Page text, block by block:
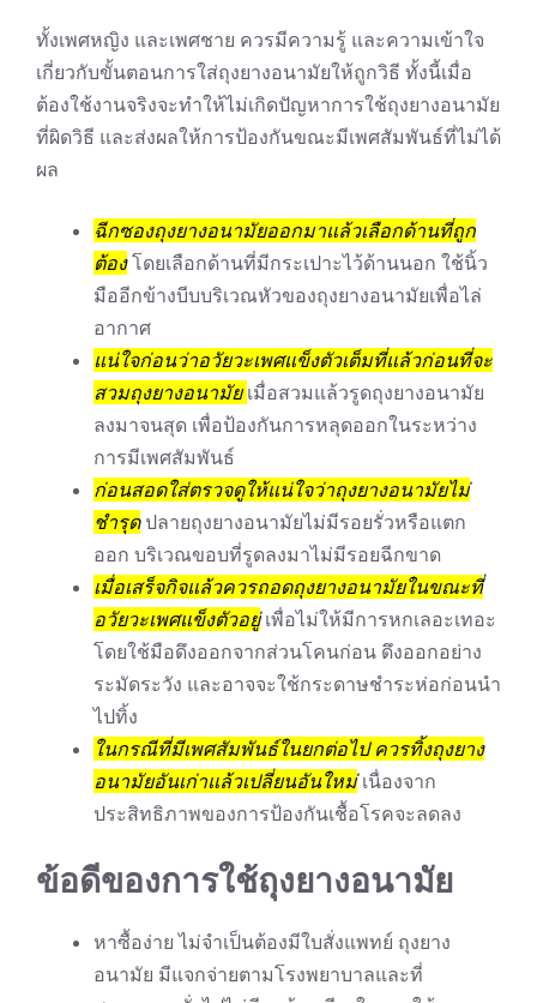
ทั้งเพศหญิง และเพศชาย ควรมีความรู้ และความเข้าใจ
เกี่ยวกับขั้นตอนการใส่ถุงยางอนามัยให้ถูกวิธี ทั้งนี้เมื่อ
ต้องใช้งานจริงจะทำให้ไม่เกิดปัญหาการใช้ถุงยางอนามัย
ที่ผิดวิธี และส่งผลให้การป้องกันขณะมีเพศสัมพันธ์ที่ไม่ได้
ผล
ฉีกซองถุงยางอนามัยออกมาแล้วเลือกด้านที่ถูก
ต้องโดยเลือกด้านที่มีกระเปาะไว้ด้านนอก ใช้นิ้ว
มืออีกข้างบีบบริเวณหัวของถุงยางอนามัยเพื่อไล่
อากาศ
แน่ใจก่อนว่าอวัยวะเพศแข็งตัวเต็มที่แล้วก่อนที่จะ
สวมถุงยางอนามัยเมื่อสวมแล้วรูดถุงยางอนามัย
ลงมาจนสุด เพื่อป้องกันการหลุดออกในระหว่าง
การมีเพศสัมพันธ์
ก่อนสอดใส่ตรวจดูให้แน่ใจว่าถุงยางอนามัยไม่
ชำรุดปลายถุงยางอนามัยไม่มีรอยรั่วหรือแตก
ออก บริเวณขอบที่รูดลงมาไม่มีรอยฉีกขาด
เมื่อเสร็จกิจแล้วควรถอดถุงยางอนามัยในขณะที่
อวัยวะเพศแข็งตัวอยู่เพื่อไม่ให้มีการหกเลอะเทอะ
โดยใช้มือดึงออกจากส่วนโคนก่อน ดึงออกอย่าง
ระมัดระวัง และอาจจะใช้กระดาษชำระห่อก่อนนำ
ไปทิ้ง
ในกรณีที่มีเพศสัมพันธ์ในยกต่อไป ควรทิ้งถุงยาง
อนามัยอันเก่าแล้วเปลี่ยนอันใหม่เนื่องจาก
ประสิทธิภาพของการป้องกันเชื้อโรคจะลดลง
ข้อดีของการใช้ถุงยางอนามัย
หาซื้อง่าย ไม่จำเป็นต้องมีใบสั่งแพทย์ ถุงยาง
อนามัย มีแจกจ่ายตามโรงพยาบาลและที่